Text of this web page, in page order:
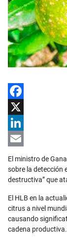
Facebook
X
LinkedIn
Email
El ministro de
sobre la detección
destructiva” que
El HLB en la
citrus a nivel
causando
cadena productiva.